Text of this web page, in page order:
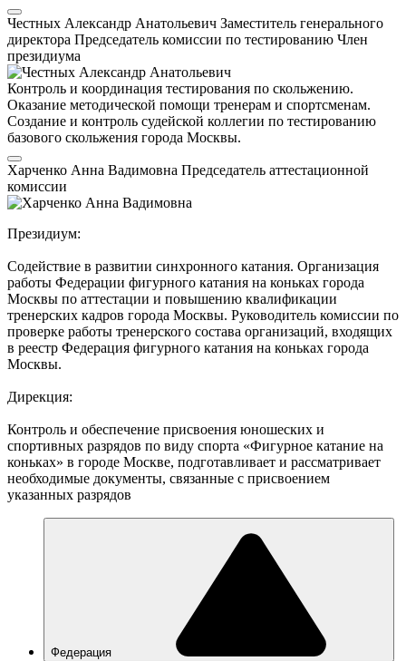
Честных Александр Анатольевич Заместитель генерального
директора Председатель комиссии по тестированию Член
президиума
Контроль и координация тестирования по скольжению.
Оказание методической помощи тренерам и спортсменам.
Создание и контроль судейской коллегии по тестированию
базового скольжения города Москвы.
Харченко Анна Вадимовна Председатель аттестационной
комиссии
Президиум:
Содействие в развитии синхронного катания. Организация
работы Федерации фигурного катания на коньках города
Москвы по аттестации и повышению квалификации
тренерских кадров города Москвы. Руководитель комиссии по
проверке работы тренерского состава организаций, входящих
в реестр Федерация фигурного катания на коньках города
Москвы.
Дирекция:
Контроль и обеспечение присвоения юношеских и
спортивных разрядов по виду спорта «Фигурное катание на
коньках» в городе Москве, подготавливает и рассматривает
необходимые документы, связанные с присвоением
указанных разрядов
Федерация